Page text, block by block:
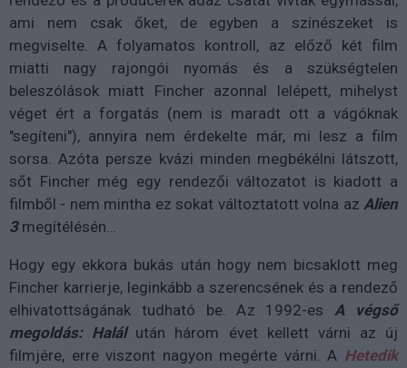
ami nem csak őket, de egyben a színészeket is
megviselte. A folyamatos kontroll, az előző két film
miatti nagy rajongói nyomás és a szükségtelen
beleszólások miatt Fincher azonnal lelépett, mihelyst
véget ért a forgatás (nem is maradt ott a vágóknak
"segíteni"), annyira nem érdekelte már, mi lesz a film
sorsa. Azóta persze kvázi minden megbékélni látszott,
sőt Fincher még egy rendezői változatot is kiadott a
filmből - nem mintha ez sokat változtatott volna az Alien
3megítélésén…
Hogy egy ekkora bukás után hogy nem bicsaklott meg
Fincher karrierje, leginkább a szerencsének és a rendező
elhivatottságának tudható be. Az 1992-esA végső
megoldás: Halálután három évet kellett várni az új
filmjére, erre viszont nagyon megérte várni. A Hetedik